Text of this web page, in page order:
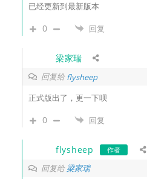
已经更新到最新版本
0 回复
梁家瑞
回复给flysheep
正式版出了，更一下呗
0 回复
flysheep 作者
回复给梁家瑞